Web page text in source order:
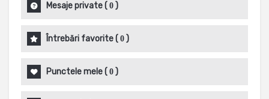
Mesaje private( 0 )
Întrebări favorite( 0 )
Punctele mele( 0 )